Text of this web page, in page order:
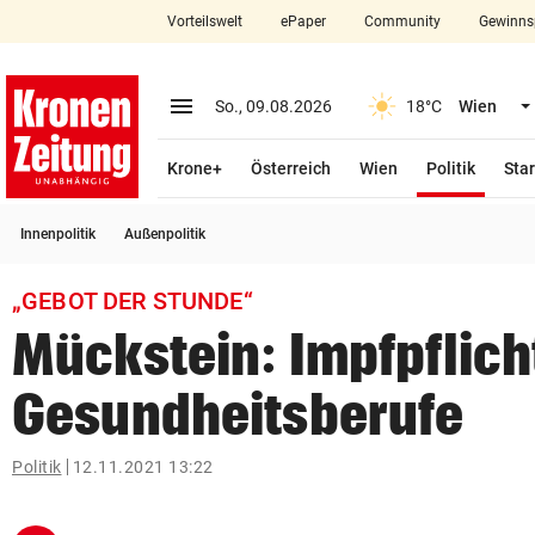
closeSchließen
account_circle Anmelden
arrow_right
bookmark
search
Suchbegriff
eingeben
Vorteilswelt ePaper Community
menu Menü aufklappen
So., 09.08.2026 18°C Wien
Krone+ Österreich Wien Politik
Innenpolitik Außenpolitik
„GEBOT DER STUNDE“
Mückstein:
Gesundheitsberufe
Politik 12.11.2021 13:22